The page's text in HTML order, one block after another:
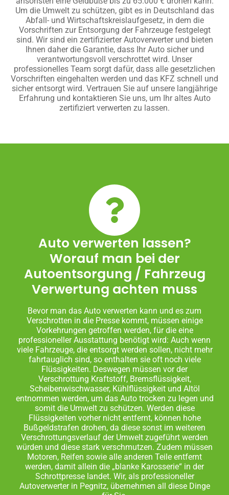
Um die Umwelt zu schützen, gibt es in Deutschland das
Abfall- und Wirtschaftskreislaufgesetz, in dem die
Vorschriften zur Entsorgung der Fahrzeuge festgelegt
sind. Wir sind ein zertifizierter Autoverwerter und bieten
Ihnen daher die Garantie, dass Ihr Auto sicher und
verantwortungsvoll verschrottet wird. Unser
professionelles Team sorgt dafür, dass alle gesetzlichen
Vorschriften eingehalten werden und das KFZ schnell und
sicher entsorgt wird. Vertrauen Sie auf unsere langjährige
Erfahrung und kontaktieren Sie uns, um Ihr altes Auto
zertifiziert verwerten zu lassen.
Auto verwerten lassen?
Worauf man bei der
Autoentsorgung / Fahrzeug
Verwertung achten muss
Bevor man das Auto verwerten kann und es zum
Verschrotten in die Presse kommt, müssen einige
Vorkehrungen getroffen werden, für die eine
professioneller Ausstattung benötigt wird: Auch wenn
viele Fahrzeuge, die entsorgt werden sollen, nicht mehr
fahrtauglich sind, so enthalten sie oft noch viele
Flüssigkeiten. Deswegen müssen vor der
Verschrottung Kraftstoff, Bremsflüssigkeit,
Scheibenwischwasser, Kühlflüssigkeit und Altöl
entnommen werden, um das Auto trocken zu legen und
somit die Umwelt zu schützen. Werden diese
Flüssigkeiten vorher nicht entfernt, können hohe
Bußgeldstrafen drohen, da diese sonst im weiteren
Verschrottungsverlauf der Umwelt zugeführt werden
würden und diese stark verschmutzen. Zudem müssen
Motoren, Reifen sowie alle anderen Teile entfernt
werden, damit allein die „blanke Karosserie“ in der
Schrottpresse landet. Wir, als professioneller
Autoverwerter in Pegnitz, übernehmen all diese Dinge